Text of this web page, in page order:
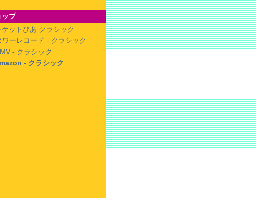
ップ
ケットぴあ クラシック
ワーレコード - クラシック
- クラシック
- クラシック